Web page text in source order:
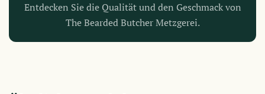
Entdecken Sie die Qualität und den Geschmack von
The Bearded Butcher Metzgerei.